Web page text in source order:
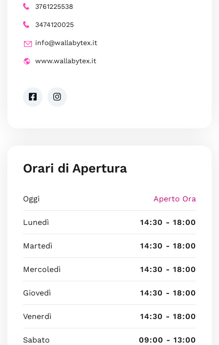
3761225538
3474120025
info@wallabytex.it
www.wallabytex.it
Orari di Apertura
Oggi Aperto Ora
Lunedì 14:30 - 18:00
Martedì 14:30 - 18:00
Mercoledì 14:30 - 18:00
Giovedì 14:30 - 18:00
Venerdì 14:30 - 18:00
Sabato
09:00 - 13:00